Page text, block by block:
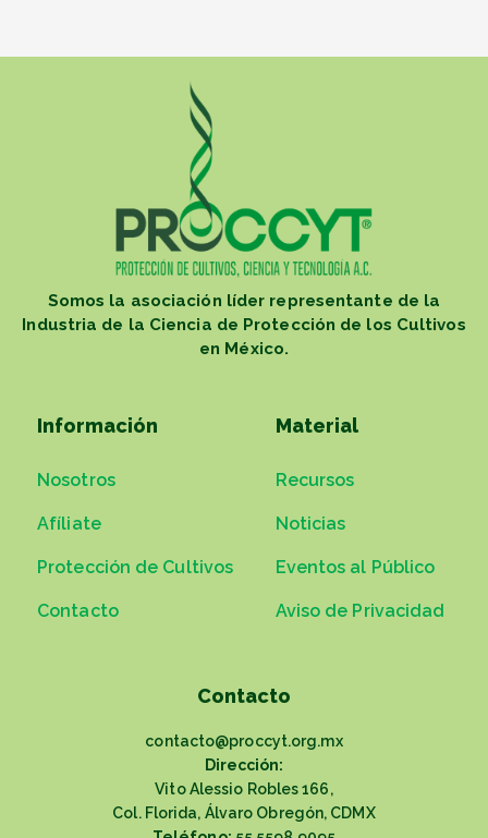
Somos la asociación líder representante de la
Industria de la Ciencia de Protección de los Cultivos
en México.
Información
Nosotros
Afíliate
Protección de Cultivos
Contacto
Material
Recursos
Noticias
Eventos al Público
Aviso de Privacidad
Contacto
contacto@proccyt.org.mx
Dirección:
Vito Alessio Robles 166,
Col. Florida, Álvaro Obregón, CDMX